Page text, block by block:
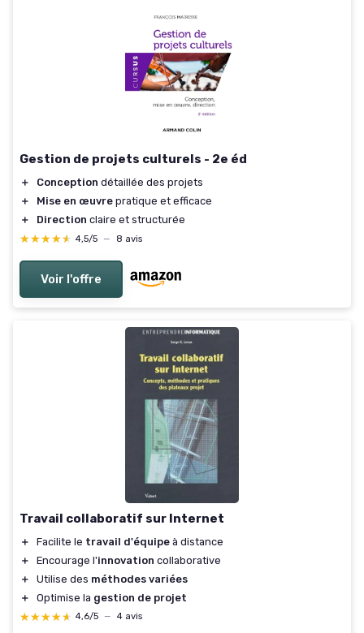
Gestion de projets culturels - 2e éd
＋ Conception détaillée des projets
＋
Mise en œuvre pratique et efficace
＋
Direction claire et structurée
★★★★★
★★★★★ 4,5/5 — 8 avis
Voir l'offre
Travail collaboratif sur Internet
＋ Facilite le travail d'équipe à distance
＋
Encourage l'innovation collaborative
＋
Utilise des méthodes variées
＋
Optimise la gestion de projet
★★★★★
★★★★★ 4,6/5 — 4 avis